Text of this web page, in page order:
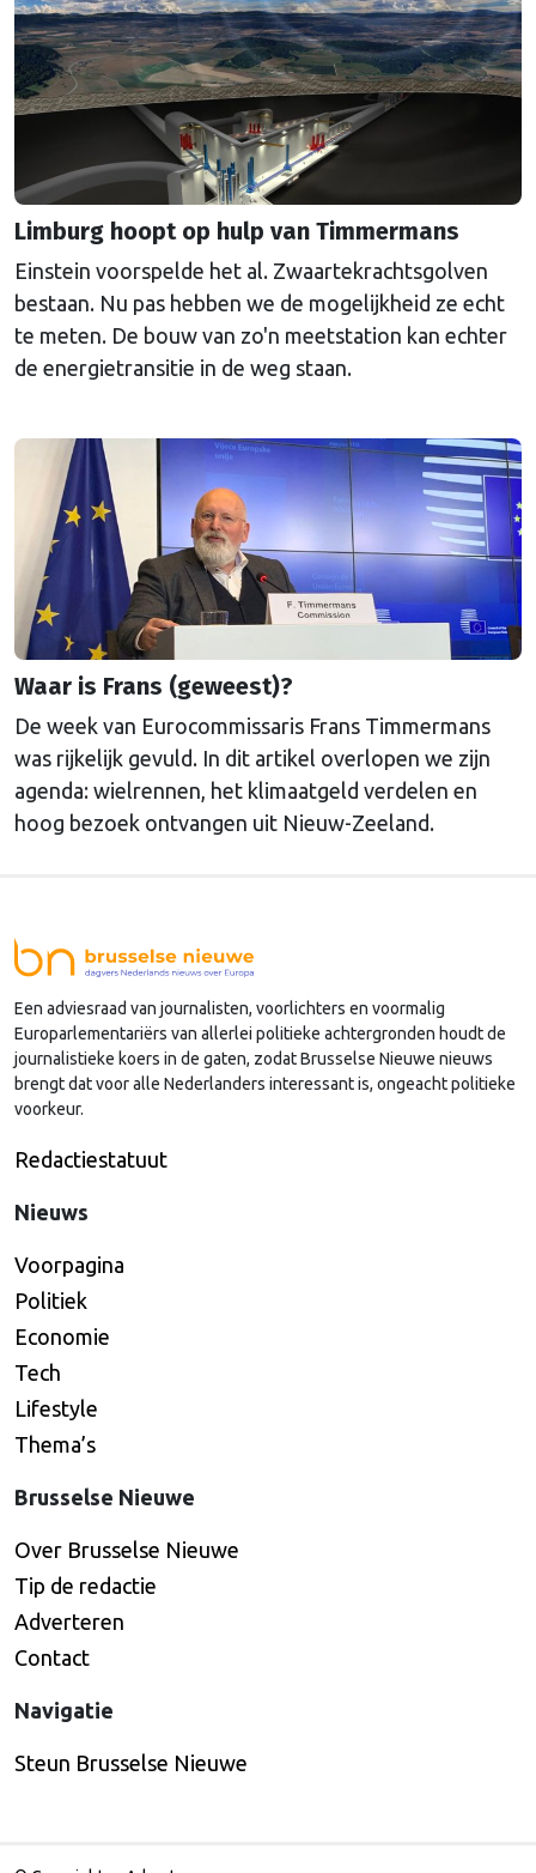
Limburg hoopt op hulp van Timmermans
Einstein voorspelde het al. Zwaartekrachtsgolven
bestaan. Nu pas hebben we de mogelijkheid ze echt
te meten. De bouw van zo'n meetstation kan echter
de energietransitie in de weg staan.
Waar is Frans (geweest)?
De week van Eurocommissaris Frans Timmermans
was rijkelijk gevuld. In dit artikel overlopen we zijn
agenda: wielrennen, het klimaatgeld verdelen en
hoog bezoek ontvangen uit Nieuw-Zeeland.
Een adviesraad van journalisten, voorlichters en voormalig
Europarlementariërs van allerlei politieke achtergronden houdt de
journalistieke koers in de gaten, zodat Brusselse Nieuwe nieuws
brengt dat voor alle Nederlanders interessant is, ongeacht politieke
voorkeur.
Redactiestatuut
Nieuws
Voorpagina
Politiek
Economie
Tech
Lifestyle
Thema’s
Brusselse Nieuwe
Over Brusselse Nieuwe
Tip de redactie
Adverteren
Contact
Navigatie
Steun Brusselse Nieuwe